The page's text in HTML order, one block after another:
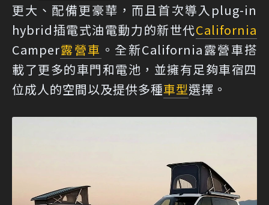
更大、配備更豪華，而且首次導入plug-in
hybrid插電式油電動力的新世代California
Camper露營車 。全新California露營車搭
載了更多的車門和電池，並擁有足夠車宿四
位成人的空間以及提供多種車型選擇。